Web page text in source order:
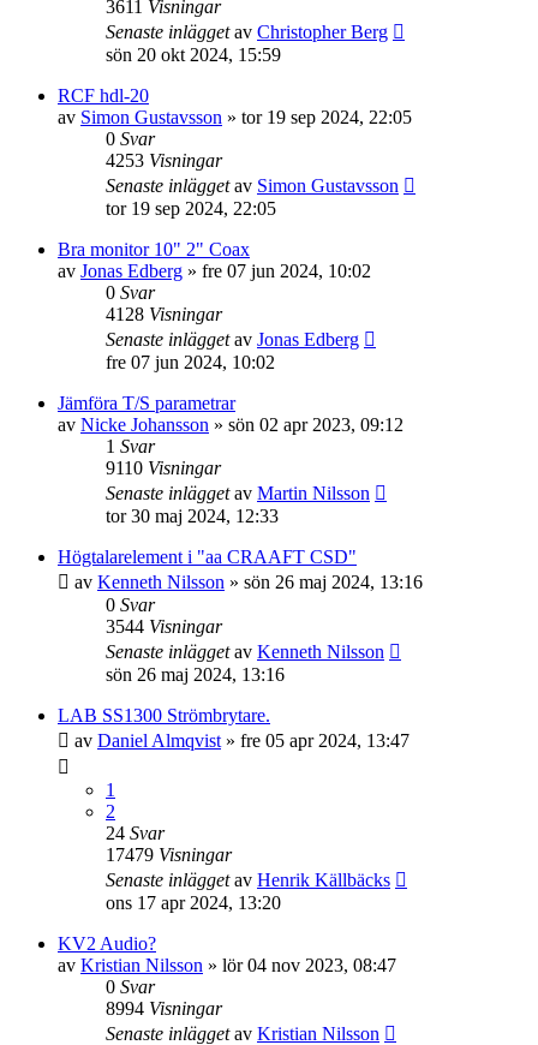
3611 Visningar
Senaste inläggetav Christopher Berg
sön 20 okt 2024, 15:59
RCF hdl-20
av Simon Gustavsson » tor 19 sep 2024, 22:05
0 Svar
4253 Visningar
Senaste inläggetav Simon Gustavsson
tor 19 sep 2024, 22:05
Bra monitor 10" 2" Coax
av Jonas Edberg » fre 07 jun 2024, 10:02
0 Svar
4128 Visningar
Senaste inläggetav Jonas Edberg
fre 07 jun 2024, 10:02
Jämföra T/S parametrar
av Nicke Johansson » sön 02 apr 2023, 09:12
1 Svar
9110 Visningar
Senaste inläggetav Martin Nilsson
tor 30 maj 2024, 12:33
Högtalarelement i "aa CRAAFT CSD"
av Kenneth Nilsson » sön 26 maj 2024, 13:16
0 Svar
3544 Visningar
Senaste inläggetav Kenneth Nilsson
sön 26 maj 2024, 13:16
LAB SS1300 Strömbrytare.
av Daniel Almqvist » fre 05 apr 2024, 13:47
1
2
24 Svar
17479 Visningar
Senaste inläggetav Henrik Källbäcks
ons 17 apr 2024, 13:20
KV2 Audio?
av Kristian Nilsson » lör 04 nov 2023, 08:47
0 Svar
8994 Visningar
Senaste inläggetav Kristian Nilsson